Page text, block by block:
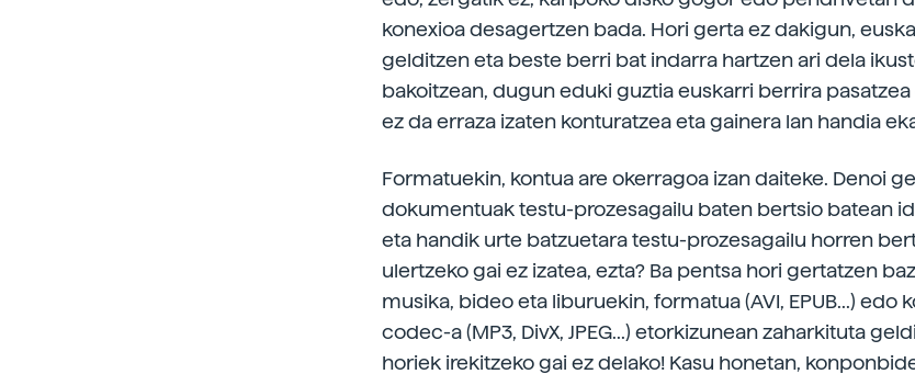
konexioa desagertzen bada. Hori gerta ez dakigun,
gelditzen eta beste berri bat indarra hartzen ari dela
bakoitzean, dugun eduki guztia euskarri berrira pasatzea
ez da erraza izaten konturatzea eta gainera lan handia
Formatuekin, kontua are okerragoa izan daiteke. Denoi
dokumentuak testu-prozesagailu baten bertsio batean
eta handik urte batzuetara testu-prozesagailu horren
ulertzeko gai ez izatea, ezta? Ba pentsa hori gertatzen
musika, bideo eta liburuekin, formatua (AVI, EPUB...) edo
codec-a (MP3, DivX, JPEG...) etorkizunean zaharkituta
horiek irekitzeko gai ez delako! Kasu honetan,